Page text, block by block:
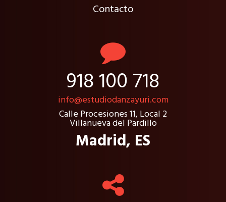
Contacto
918 100 718
info@estudiodanzayuri.com
Calle Procesiones 11, Local 2
Villanueva del Pardillo
Madrid, ES